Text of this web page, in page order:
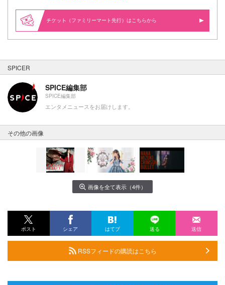
（ファミリーマート先行）はこちらから
SPICER
SPICE編集部
SPICE編集部
エンタメニュースをお届けします。
その他の画像
画像を全て表示（4件）
ポスト シェア はてブ 送る 送信
RSSフィードの購読はこちら